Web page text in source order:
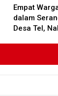
Empat
dalam
Desa Tel,